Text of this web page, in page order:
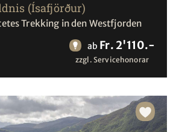
(Ísafjörður)
Trekking in den Westfjorden
ab Fr. 2'110.-
zzgl. Servicehonorar